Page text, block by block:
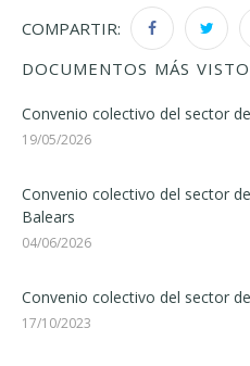
COMPARTIR:
DOCUMENTOS MÁS
Convenio colectivo del sector
19/05/2026
Convenio colectivo del sector
Balears
04/06/2026
Convenio colectivo del sector
17/10/2023